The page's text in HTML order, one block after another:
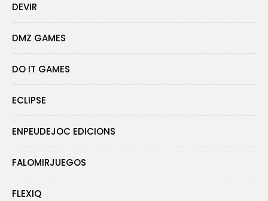
DEVIR
DMZ GAMES
DO IT GAMES
ECLIPSE
ENPEUDEJOC EDICIONS
FALOMIRJUEGOS
FLEXIQ